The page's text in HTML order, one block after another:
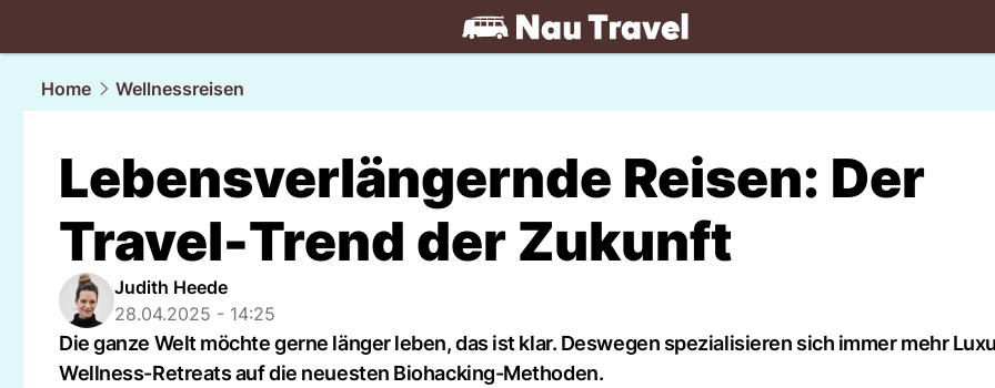
travel.NAU.ch
Home
Wellnessreisen
Lebensverlängernde Reisen: Der
Travel-Trend der Zukunft
Judith Heede
28.04.2025 - 14:25
Die ganze Welt möchte gerne länger leben, das ist klar. Deswegen spezialisieren sich immer mehr
Wellness-Retreats auf die neuesten Biohacking-Methoden.